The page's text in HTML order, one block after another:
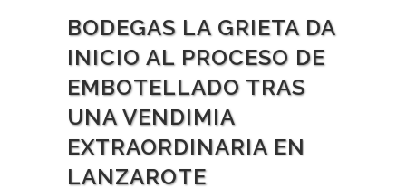
BODEGAS LA GRIETA DA
INICIO AL PROCESO DE
EMBOTELLADO TRAS
UNA VENDIMIA
EXTRAORDINARIA EN
LANZAROTE